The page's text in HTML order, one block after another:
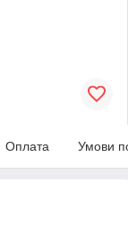
Оплата Умови